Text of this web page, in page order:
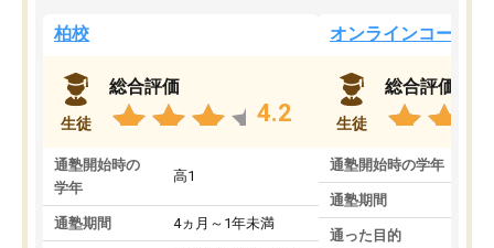
柏校
生徒
総合評価
4.2
通塾開始時の
学年
高1
通塾期間 4ヵ月～1年未満
オンラインコース
生徒
総合評価
通塾開始時の学年
通塾期間
通った目的